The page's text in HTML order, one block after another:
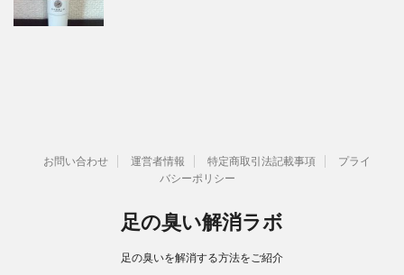
お問い合わせ 運営者情報 特定商取引法記載事項
プライ
バシーポリシー
足の臭い解消ラボ
足の臭いを解消する方法をご紹介